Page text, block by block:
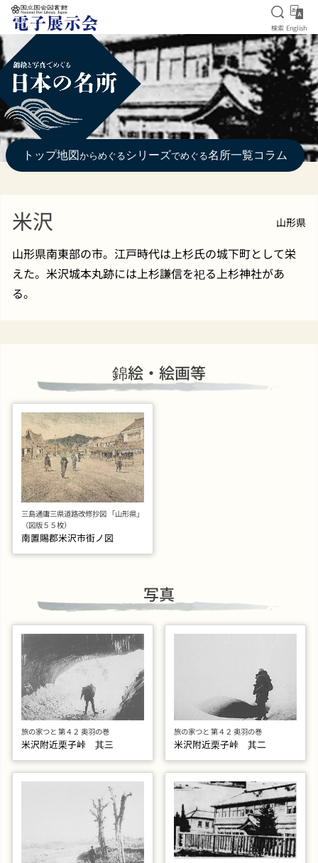
本文へ移動
検索を
検索 English
トップ地図 からめぐる シリーズでめぐる名所一覧コラム
米沢 山形県
山形県南東部の市。江戸時代は上杉氏の城下町として栄
えた。米沢城本丸跡には上杉謙信を祀る上杉神社があ
る。
錦絵・絵画等
三島通庸三県道路改修抄図 「山形県」
（図版５５枚）
南置賜郡米沢市街ノ図
写真
旅の家つと 第４２ 奥羽の巻
米沢附近栗子峠 其三
旅の家つと 第４２ 奥羽の巻
米沢附近栗子峠 其二